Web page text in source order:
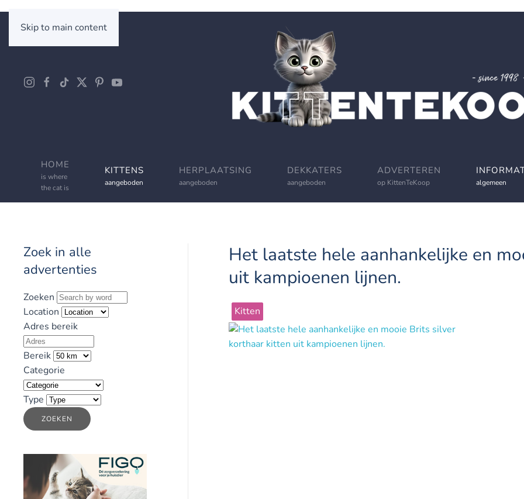
Skip to main content
HOME
is where
the cat is
KITTENS
aangeboden
HERPLAATSING
aangeboden
DEKKATERS
aangeboden
ADVERTEREN
op KittenTeKoop algemeen
Het laatste hele aanhankelijke en
uit kampioenen lijnen.
Kitten
Zoek in alle
advertenties
Zoeken
Location
Adres bereik
Bereik
Categorie
Type
ZOEKEN